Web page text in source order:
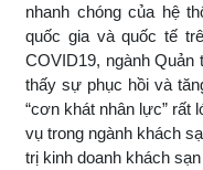
nhanh chóng của hệ
quốc gia và quốc tế
COVID19, ngành
thấy sự phục hồi và
“cơn khát nhân lực” rất
vụ trong ngành khách
trị kinh doanh khách